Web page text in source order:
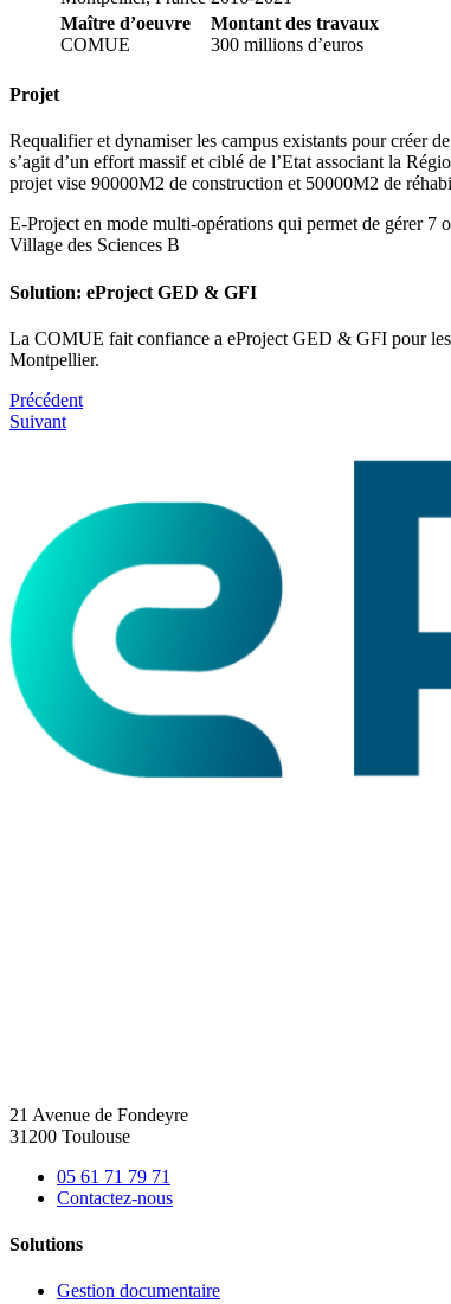
Maître d’oeuvre
COMUE
Montant des travaux
300 millions d’euros
Projet
Requalifier et dynamiser les campus existants pour créer
s’agit d’un effort massif et ciblé de l’Etat associant la
projet vise 90000M2 de construction et 50000M2 de
E-Project en mode multi-opérations qui permet de gérer
Village des Sciences B
Solution: eProject GED & GFI
La COMUE fait confiance a eProject GED & GFI pour les
Montpellier.
Précédent
Suivant
21 Avenue de Fondeyre
31200 Toulouse
05 61 71 79 71
Contactez-nous
Solutions
Gestion documentaire